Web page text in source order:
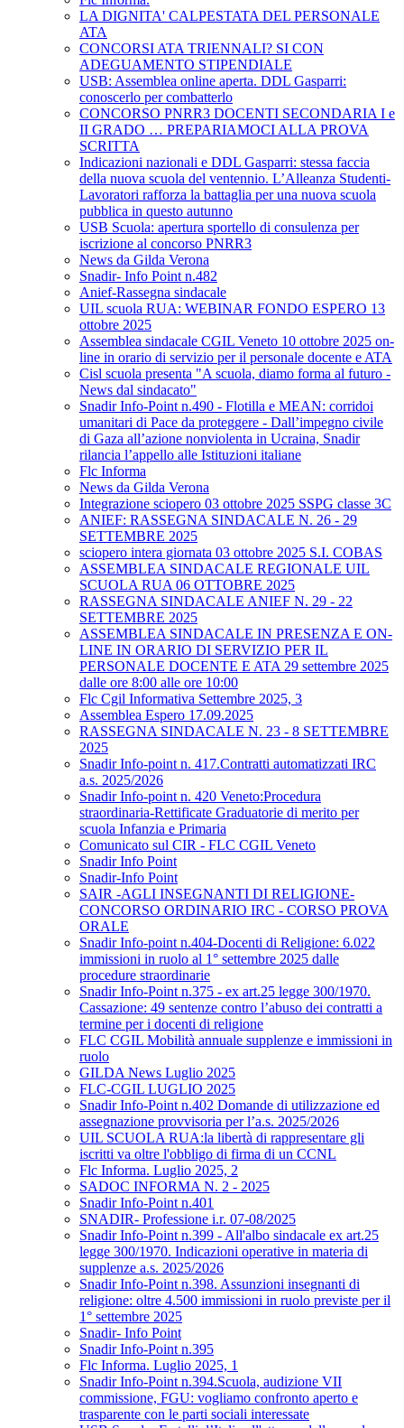
LA DIGNITA' CALPESTATA DEL PERSONALE
ATA
CONCORSI ATA TRIENNALI? SI CON
ADEGUAMENTO STIPENDIALE
USB: Assemblea online aperta. DDL Gasparri:
conoscerlo per combatterlo
CONCORSO PNRR3 DOCENTI SECONDARIA I e
II GRADO … PREPARIAMOCI ALLA PROVA
SCRITTA
Indicazioni nazionali e DDL Gasparri: stessa faccia
della nuova scuola del ventennio. L’Alleanza Studenti-
Lavoratori rafforza la battaglia per una nuova scuola
pubblica in questo autunno
USB Scuola: apertura sportello di consulenza per
iscrizione al concorso PNRR3
News da Gilda Verona
Snadir- Info Point n.482
Anief-Rassegna sindacale
UIL scuola RUA: WEBINAR FONDO ESPERO 13
ottobre 2025
Assemblea sindacale CGIL Veneto 10 ottobre 2025 on-
line in orario di servizio per il personale docente e ATA
Cisl scuola presenta "A scuola, diamo forma al futuro -
News dal sindacato"
Snadir Info-Point n.490 - Flotilla e MEAN: corridoi
umanitari di Pace da proteggere - Dall’impegno civile
di Gaza all’azione nonviolenta in Ucraina, Snadir
rilancia l’appello alle Istituzioni italiane
Flc Informa
News da Gilda Verona
Integrazione sciopero 03 ottobre 2025 SSPG classe 3C
ANIEF: RASSEGNA SINDACALE N. 26 - 29
SETTEMBRE 2025
sciopero intera giornata 03 ottobre 2025 S.I. COBAS
ASSEMBLEA SINDACALE REGIONALE UIL
SCUOLA RUA 06 OTTOBRE 2025
RASSEGNA SINDACALE ANIEF N. 29 - 22
SETTEMBRE 2025
ASSEMBLEA SINDACALE IN PRESENZA E ON-
LINE IN ORARIO DI SERVIZIO PER IL
PERSONALE DOCENTE E ATA 29 settembre 2025
dalle ore 8:00 alle ore 10:00
Flc Cgil Informativa Settembre 2025, 3
Assemblea Espero 17.09.2025
RASSEGNA SINDACALE N. 23 - 8 SETTEMBRE
2025
Snadir Info-point n. 417.Contratti automatizzati IRC
a.s. 2025/2026
Snadir Info-point n. 420 Veneto:Procedura
straordinaria-Rettificate Graduatorie di merito per
scuola Infanzia e Primaria
Comunicato sul CIR - FLC CGIL Veneto
Snadir Info Point
Snadir-Info Point
SAIR -AGLI INSEGNANTI DI RELIGIONE-
CONCORSO ORDINARIO IRC - CORSO PROVA
ORALE
Snadir Info-point n.404-Docenti di Religione: 6.022
immissioni in ruolo al 1° settembre 2025 dalle
procedure straordinarie
Snadir Info-Point n.375 - ex art.25 legge 300/1970.
Cassazione: 49 sentenze contro l’abuso dei contratti a
termine per i docenti di religione
FLC CGIL Mobilità annuale supplenze e immissioni in
ruolo
GILDA News Luglio 2025
FLC-CGIL LUGLIO 2025
Snadir Info-Point n.402 Domande di utilizzazione ed
assegnazione provvisoria per l’a.s. 2025/2026
UIL SCUOLA RUA:la libertà di rappresentare gli
iscritti va oltre l'obbligo di firma di un CCNL
Flc Informa. Luglio 2025, 2
SADOC INFORMA N. 2 - 2025
Snadir Info-Point n.401
SNADIR- Professione i.r. 07-08/2025
Snadir Info-Point n.399 - All'albo sindacale ex art.25
legge 300/1970. Indicazioni operative in materia di
supplenze a.s. 2025/2026
Snadir Info-Point n.398. Assunzioni insegnanti di
religione: oltre 4.500 immissioni in ruolo previste per il
1° settembre 2025
Snadir- Info Point
Snadir Info-Point n.395
Flc Informa. Luglio 2025, 1
Snadir Info-Point n.394.Scuola, audizione VII
commissione, FGU: vogliamo confronto aperto e
trasparente con le parti sociali interessate